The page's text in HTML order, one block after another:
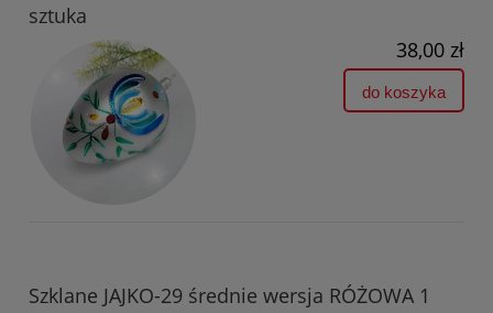
sztuka
38,00 zł
do koszyka
Szklane JAJKO-29 średnie wersja RÓŻOWA 1